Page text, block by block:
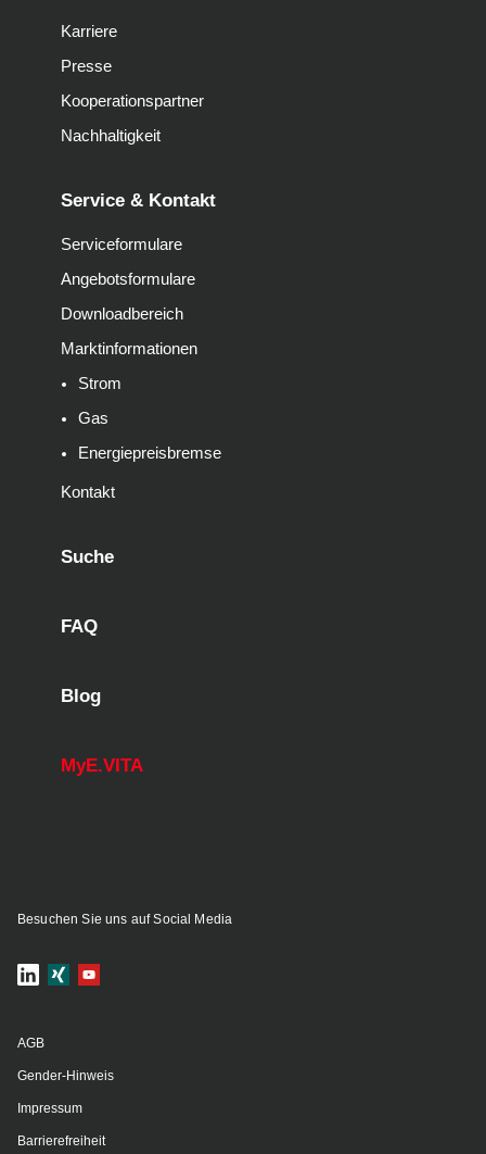
Karriere
Presse
Kooperationspartner
Nachhaltigkeit
Service & Kontakt
Serviceformulare
Angebotsformulare
Downloadbereich
Marktinformationen
Strom
Gas
Energiepreisbremse
Kontakt
Suche
FAQ
Blog
MyE.VITA
Besuchen Sie uns auf Social Media
AGB
Gender-Hinweis
Impressum
Barrierefreiheit